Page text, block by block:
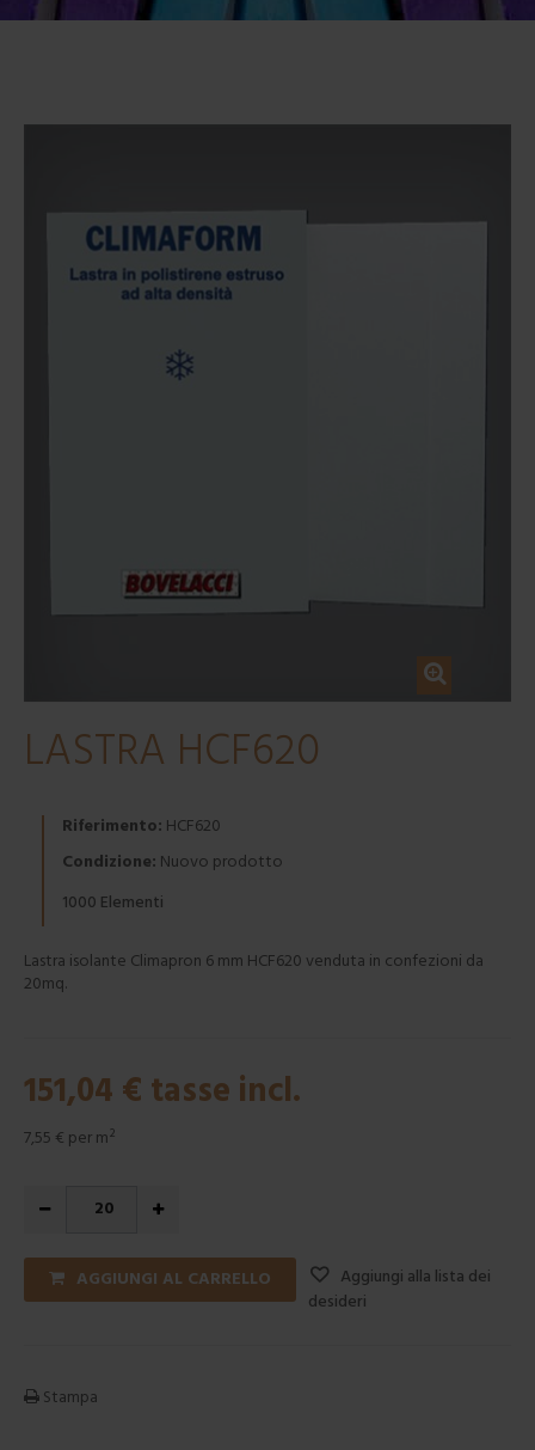
LASTRA HCF620
Riferimento: HCF620
Condizione: Nuovo prodotto
1000 Elementi
Lastra isolante Climapron 6 mm HCF620 venduta in confezioni da
20mq.
151,04 € tasse incl.
7,55 € per m²
AGGIUNGI AL CARRELLO
Aggiungi alla lista dei
desideri
Stampa